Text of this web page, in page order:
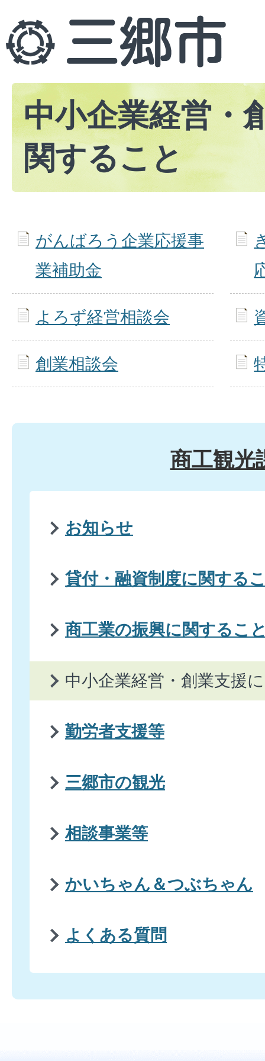
中小企業経営・
関すること
がんばろう企業応援事
業補助金
よろず経営相談会
創業相談会
商工観光
お知らせ
貸付・融資制度に関する
商工業の振興に関するこ
中小企業経営・創業支援
勤労者支援等
三郷市の観光
相談事業等
かいちゃん＆つぶちゃん
よくある質問